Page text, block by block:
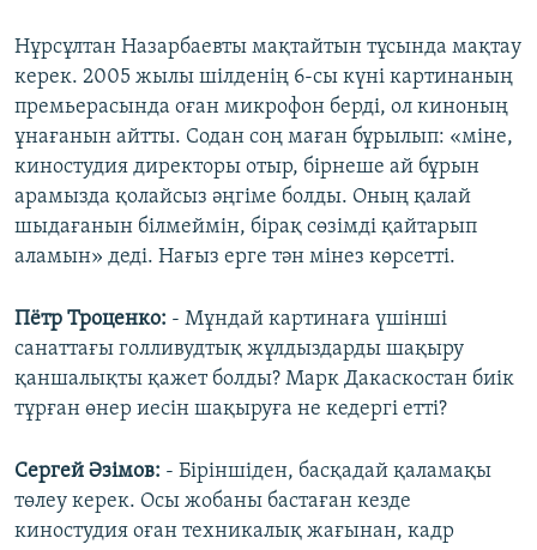
Нұрсұлтан Назарбаевты мақтайтын тұсында мақтау
керек. 2005 жылы шілденің 6-сы күні картинаның
премьерасында оған микрофон берді, ол киноның
ұнағанын айтты. Содан соң маған бұрылып: «міне,
киностудия директоры отыр, бірнеше ай бұрын
арамызда қолайсыз әңгіме болды. Оның қалай
шыдағанын білмеймін, бірақ сөзімді қайтарып
аламын» деді. Нағыз ерге тән мінез көрсетті.
Пётр Троценко: - Мұндай картинаға үшінші
санаттағы голливудтық жұлдыздарды шақыру
қаншалықты қажет болды? Марк Дакаскостан биік
тұрған өнер иесін шақыруға не кедергі етті?
Сергей Әзімов: - Біріншіден, басқадай қаламақы
төлеу керек. Осы жобаны бастаған кезде
киностудия оған техникалық жағынан, кадр